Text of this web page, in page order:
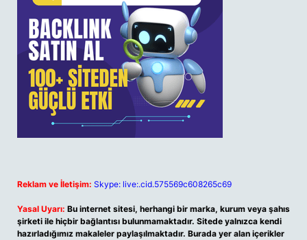
Reklam ve İletişim: Skype: live:.cid.575569c608265c69
Yasal Uyarı: Bu internet sitesi, herhangi bir marka, kurum veya şahıs
şirketi ile hiçbir bağlantısı bulunmamaktadır. Sitede yalnızca kendi
hazırladığımız makaleler paylaşılmaktadır. Burada yer alan içerikler